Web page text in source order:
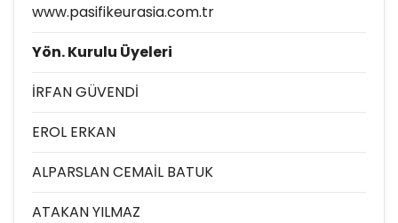
www.pasifikeurasia.com.tr
Yön. Kurulu Üyeleri
İRFAN GÜVENDİ
EROL ERKAN
ALPARSLAN CEMAİL BATUK
ATAKAN YILMAZ